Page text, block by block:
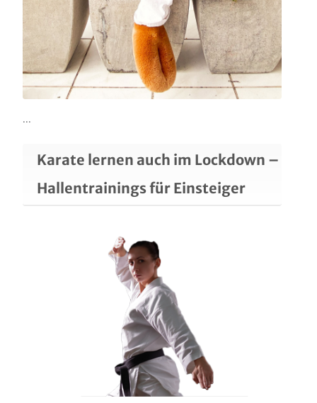
...
Karate lernen auch im Lockdown –
Hallentrainings für Einsteiger